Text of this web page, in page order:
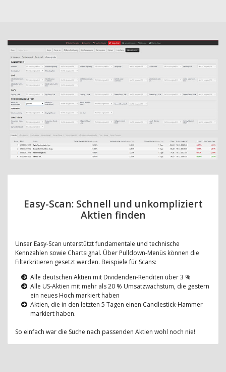
Easy-Scan: Schnell und unkompliziert
Aktien finden
Unser Easy-Scan unterstützt fundamentale und technische
Kennzahlen sowie Chartsignal. Über Pulldown-Menüs können die
Filterkritieren gesetzt werden. Beispiele für Scans:
Alle deutschen Aktien mit Dividenden-Renditen über 3 %
Alle US-Aktien mit mehr als 20 % Umsatzwachstum, die gestern
ein neues Hoch markiert haben
Aktien, die in den letzten 5 Tagen einen Candlestick-Hammer
markiert haben.
So einfach war die Suche nach passenden Aktien wohl noch nie!